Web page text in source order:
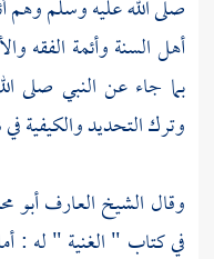
صلى الله عليه وسلم وهم
أهل السنةوأئمة الفقه
بما جاء عن النبي صلى
وترك التحديد والكيفية
وقال الشيخ العارفأبو
في كتاب " الغنية " له :